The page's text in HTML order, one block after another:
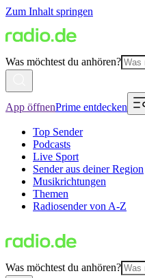
Zum Inhalt springen
Was möchtest du anhören?
App öffnenPrime entdecken
Top Sender
Podcasts
Live Sport
Sender aus deiner Region
Musikrichtungen
Themen
Radiosender von A-Z
Was möchtest du anhören?